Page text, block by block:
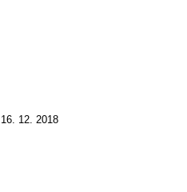
16. 12. 2018